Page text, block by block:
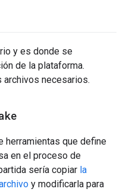
y es donde se
de la plataforma.
archivos necesarios.
herramientas que define
en el proceso de
sería copiar la
y modificarla para